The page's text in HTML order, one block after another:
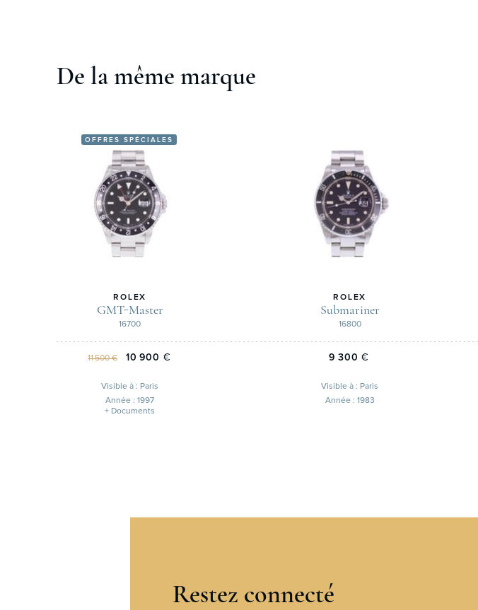
De la même marque
OFFRES SPÉCIALES
ROLEX
GMT-Master
16700
11 500 € 10 900 €
Visible à : Paris
Année : 1997
+ Documents
ROLEX
Submariner
16800
9 300 €
Visible à : Paris
Année : 1983
Restez connecté